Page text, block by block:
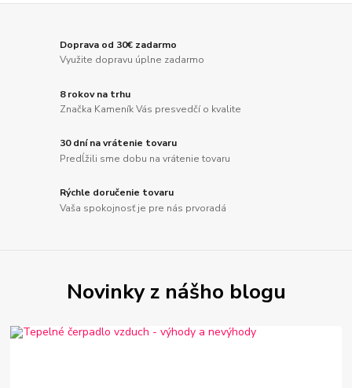
Doprava od 30€ zadarmo
Využite dopravu úplne zadarmo
8 rokov na trhu
Značka Kameník Vás presvedčí o kvalite
30 dní na vrátenie tovaru
Predĺžili sme dobu na vrátenie tovaru
Rýchle doručenie tovaru
Vaša spokojnosť je pre nás prvoradá
Novinky z nášho blogu